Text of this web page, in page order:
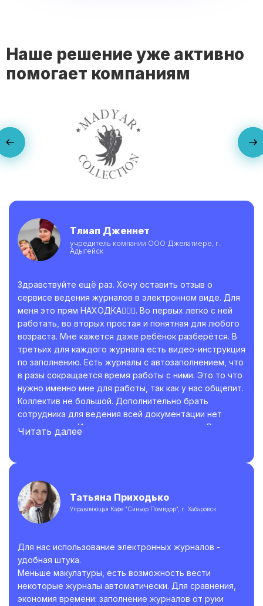
Наше решение уже активно
помогает компаниям
Тлиап Дженнет
учредитель компании ООО Джелатиере, г.
Адыгейск
Здравствуйте ещё раз. Хочу оставить отзыв о
сервисе ведения журналов в электронном виде. Для
меня это прям НАХОДКА👍🏼😊. Во первых легко с ней
работать, во вторых простая и понятная для любого
возраста. Мне кажется даже ребёнок разберётся. В
третьих для каждого журнала есть видео-инструкция
по заполнению. Есть журналы с автозаполнением, что
в разы сокращается время работы с ними. Это то что
нужно именно мне для работы, так как у нас общепит.
Коллектив не большой. Дополнительно брать
сотрудника для ведения всей документации нет
возможности. И это приходится делать мне. Раньше
сейчас я прям выдохнула. Огромное спасибо во
первых что когда-то наткнулась на страницу Ольги
которая помогла с разработкой программы ХАССП и
обучение по ней и даже после помогает отвечая на
разработчикам сервиса ведения электронных
журналов. С вами наша работа становится легче. Ещё
раз спасибо.
Читать далее
Татьяна Приходько
Управляющая Кафе "Синьор Помидор", г. Хабаровск
Для нас использование электронных журналов -
удобная штука.
Меньше макулатуры, есть возможность вести
некоторые журналы автоматически. Для сравнения,
экономия времени: заполнение журналов от руки